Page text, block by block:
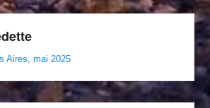
Aires, mai 2025